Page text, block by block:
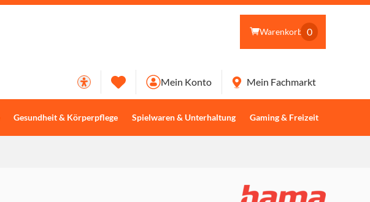
Warenkorb 0
Gesundheit & Körperpflege Spielwaren & Unterhaltung Gaming & Freizeit
Mein Konto Mein Fachmarkt